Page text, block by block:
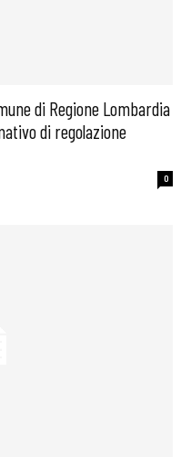
di Regione Lombardia
di regolazione
0